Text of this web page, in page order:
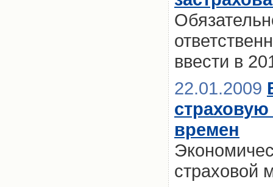
ввести в
22.01.2009
времен
страховой